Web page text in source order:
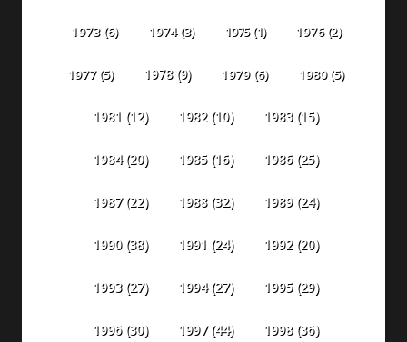
1973(6) 1974(3) 1975(1) 1976(2)
1977(5) 1978(9) 1979(6) 1980(5)
1981 (12) 1982(10) 1983(15)
1984(20) 1985(16) 1986(25)
1987(22) 1988(32) 1989(24)
1990(38) 1991 (24) 1992(20)
1993(27) 1994(27) 1995(29)
1996(30) 1997(44) 1998(36)